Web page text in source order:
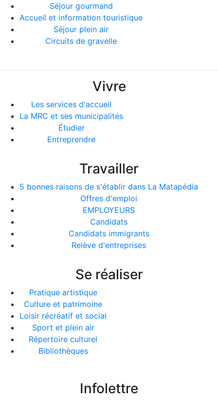
Séjour gourmand
Accueil et information touristique
Séjour plein air
Circuits de gravelle
Vivre
Les services d'accueil
La MRC et ses municipalités
Étudier
Entreprendre
Travailler
5 bonnes raisons de s'établir dans La Matapédia
Offres d'emploi
EMPLOYEURS
Candidats
Candidats immigrants
Relève d'entreprises
Se réaliser
Pratique artistique
Culture et patrimoine
Loisir récréatif et social
Sport et plein air
Répertoire culturel
Bibliothèques
Infolettre